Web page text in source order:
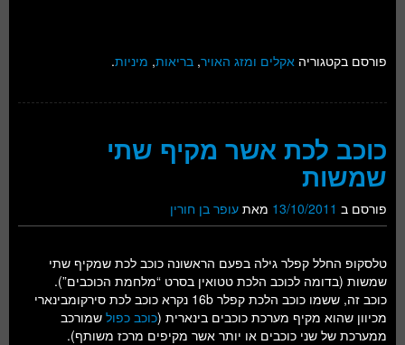
פורסם בקטגוריה אקלים ומזג האויר, בריאות, מיניות.
כוכב לכת אשר מקיף שתי
שמשות‬
פורסם ב 13/10/2011 מאת עופר בן חורין
טלסקופ החלל קפלר גילה בפעם הראשונה כוכב לכת שמקיף שתי
שמשות (בדומה לכוכב הלכת טטואין בסרט “מלחמת הכוכבים”).
כוכב זה, ששמו כוכב הלכת קפלר 16b נקרא כוכב לכת סירקומבינארי
מכיוון שהוא מקיף מערכת כוכבים בינארית (כוכב כפול שמורכב
ממערכת של שני כוכבים או יותר אשר מקיפים מרכז משותף).